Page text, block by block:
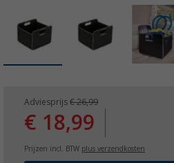
Adviesprijs € 26,99
€ 18,99
Prijzen incl. BTW plus verzendkosten